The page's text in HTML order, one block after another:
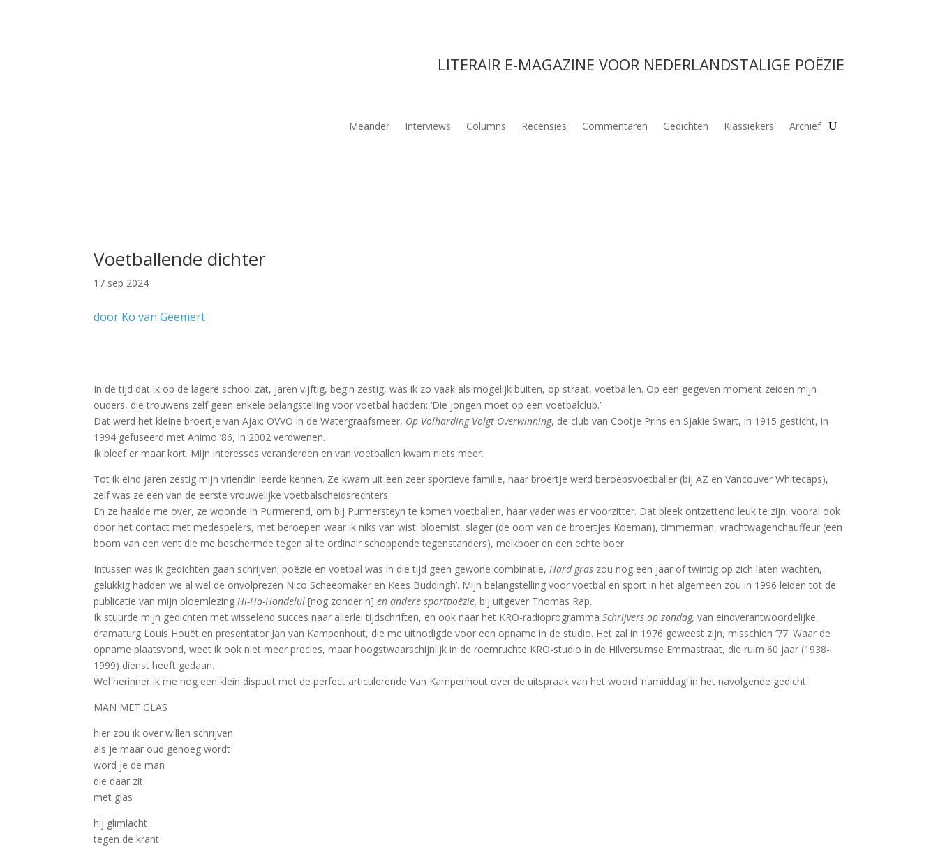
LITERAIR E-MAGAZINE VOOR NEDERLANDSTALIGE POËZIE
Meander Interviews Columns Recensies Commentaren Gedichten Klassiekers Archief
Voetballende dichter
17 sep 2024
door Ko van Geemert
In de tijd dat ik op de lagere school zat, jaren vijftig, begin zestig, was ik zo vaak als mogelijk buiten, op straat, voetballen. Op een gegeven moment zeiden mijn
ouders, die trouwens zelf geen enkele belangstelling voor voetbal hadden: ‘Die jongen moet op een voetbalclub.’
Dat werd het kleine broertje van Ajax: OVVO in de Watergraafsmeer, Op Volharding Volgt Overwinning, de club van Cootje Prins en Sjakie Swart, in 1915 gesticht, in
1994 gefuseerd met Animo ’86, in 2002 verdwenen.
Ik bleef er maar kort. Mijn interesses veranderden en van voetballen kwam niets meer.
Tot ik eind jaren zestig mijn vriendin leerde kennen. Ze kwam uit een zeer sportieve familie, haar broertje werd beroepsvoetballer (bij AZ en Vancouver Whitecaps),
zelf was ze een van de eerste vrouwelijke voetbalscheidsrechters.
En ze haalde me over, ze woonde in Purmerend, om bij Purmersteyn te komen voetballen, haar vader was er voorzitter. Dat bleek ontzettend leuk te zijn, vooral ook
door het contact met medespelers, met beroepen waar ik niks van wist: bloemist, slager (de oom van de broertjes Koeman), timmerman, vrachtwagenchauffeur (een
boom van een vent die me beschermde tegen al te ordinair schoppende tegenstanders), melkboer en een echte boer.
Intussen was ik gedichten gaan schrijven; poëzie en voetbal was in die tijd geen gewone combinatie,Hard gras zou nog een jaar of twintig op zich laten wachten,
gelukkig hadden we al wel de onvolprezen Nico Scheepmaker en Kees Buddingh’. Mijn belangstelling voor voetbal en sport in het algemeen zou in 1996 leiden tot de
publicatie van mijn bloemlezingHi-Ha-Hondelul[nog zonder n]en andere sportpoëzie,bij uitgever Thomas Rap.
Ik stuurde mijn gedichten met wisselend succes naar allerlei tijdschriften, en ook naar het KRO-radioprogrammaSchrijvers op zondag,van eindverantwoordelijke,
dramaturg Louis Houët en presentator Jan van Kampenhout, die me uitnodigde voor een opname in de studio. Het zal in 1976 geweest zijn, misschien ’77. Waar de
opname plaatsvond, weet ik ook niet meer precies, maar hoogstwaarschijnlijk in de roemruchte KRO-studio in de Hilversumse Emmastraat, die ruim 60 jaar (1938-
1999) dienst heeft gedaan.
Wel herinner ik me nog een klein dispuut met de perfect articulerende Van Kampenhout over de uitspraak van het woord ‘namiddag’ in het navolgende gedicht:
MAN MET GLAS
hier zou ik over willen schrijven:
als je maar oud genoeg wordt
word je de man
die daar zit
met glas
hij glimlacht
tegen de krant